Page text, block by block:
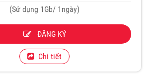
(Sử dụng 1Gb/ 1ngày)
ĐĂNG KÝ
Chi tiết